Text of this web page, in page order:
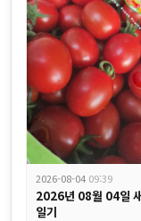
식자재 전쟁에서
2026-08-04 09:39
2026년 08월 04일
일기